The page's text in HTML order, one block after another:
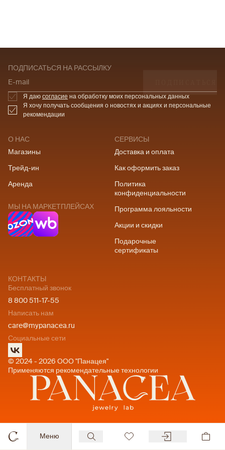
Меню
О НАС
Магазины
Трейд-ин
Аренда
МЫ НА МАРКЕТПЛЕЙСАХ
СЕРВИСЫ
Доставка и оплата
Как оформить заказ
Политика
конфиденциальности
Программа лояльности
Акции и скидки
Подарочные
сертификаты
КОНТАКТЫ
Бесплатный звонок
8 800 511-17-55
Написать нам
care@mypanacea.ru
Социальные сети
© 2024 - 2026 ООО "Панацея"
Применяются рекомендательные технологии
ПОДПИСАТЬСЯ НА РАССЫЛКУ
E-mail
Я даю согласие на обработку моих персональных данных
Я хочу получать сообщения о новостях и акциях и персональные
рекомендации